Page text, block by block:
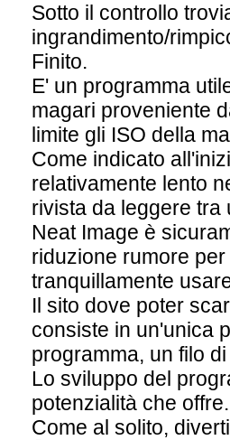
Sotto il controllo
ingrandimento/
Finito.
E' un programma
magari proveniente
limite gli ISO della
Come indicato
relativamente lento
rivista da leggere tra
Neat Image è
riduzione rumore
tranquillamente
Il sito dove poter
consiste in un'unica
programma, un filo
Lo sviluppo del
potenzialità che offre.
Come al solito,